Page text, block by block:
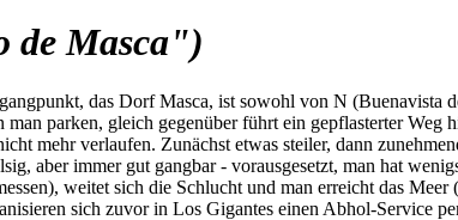
de Masca")
das Dorf Masca, ist sowohl von N (Buenavista
parken, gleich gegenüber führt ein gepflasterter
mehr verlaufen. Zunächst etwas steiler, dann
aber immer gut gangbar - vorausgesetzt, man hat
weitet sich die Schlucht und man erreicht das
sich zuvor in Los Gigantes einen Abhol-Service